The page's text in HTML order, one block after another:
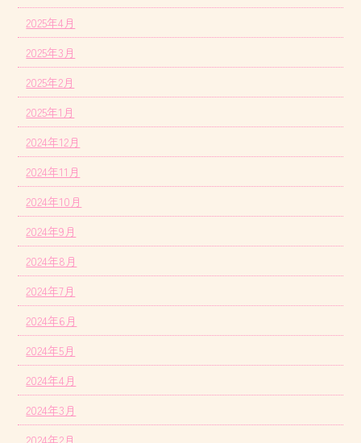
2025年4月
2025年3月
2025年2月
2025年1月
2024年12月
2024年11月
2024年10月
2024年9月
2024年8月
2024年7月
2024年6月
2024年5月
2024年4月
2024年3月
2024年2月